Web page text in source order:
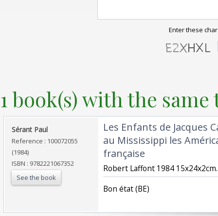
Enter these
1 book(s) with the
‎Sérant Paul‎
Reference : 100072055
(1984)
ISBN : 9782221067352
See the book
‎Les Enfants de Jacques
au Mississippi les
française‎
‎Robert Laffont 1984
‎Bon état (BE)‎